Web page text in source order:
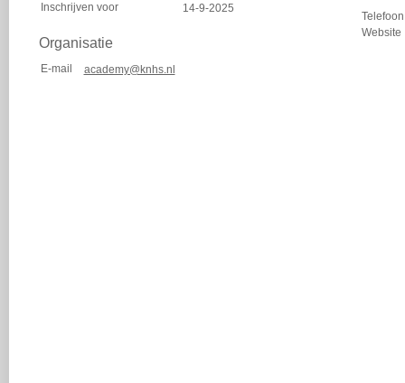
Inschrijven voor
14-9-2025
Organisatie
E-mail academy@knhs.nl
Telefoon
Website